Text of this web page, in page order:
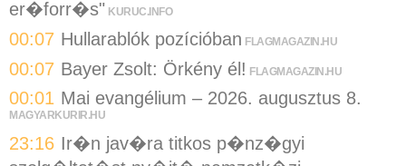
er�forr�s" KURUC.INFO
00:07 Hullarablók pozícióban FLAGMAGAZIN.HU
00:07 Bayer Zsolt: Örkény él! FLAGMAGAZIN.HU
00:01 Mai evangélium – 2026. augusztus 8.
MAGYARKURIR.HU
23:16 Ir�n jav�ra titkos p�nz�gyi